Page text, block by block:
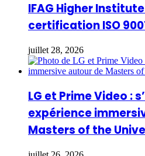
IFAG Higher
certification ISO
juillet 28, 2026
LG et Prime Video :
expérience
Masters of the